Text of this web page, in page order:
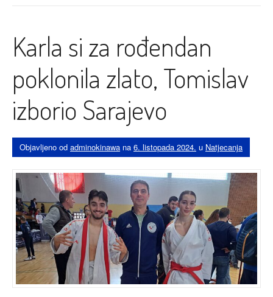
Karla si za rođendan
poklonila zlato, Tomislav
izborio Sarajevo
Objavljeno od adminokinawa na 6. listopada 2024. u Natjecanja